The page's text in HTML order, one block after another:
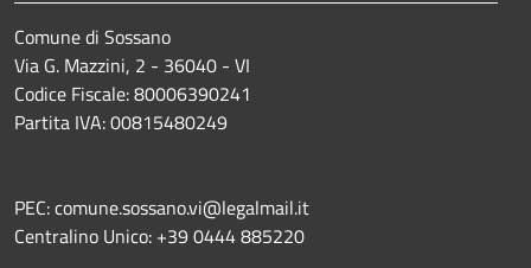
Comune di Sossano
Via G. Mazzini, 2 - 36040 - VI
Codice Fiscale: 80006390241
Partita IVA: 00815480249
PEC: comune.sossano.vi@legalmail.it
Centralino Unico: +39 0444 885220